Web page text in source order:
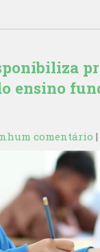
ensino
comentário